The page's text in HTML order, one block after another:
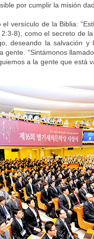
por cumplir la misión
versículo de la Biblia:
8), como el secreto de
deseando la salvación y
“Sintámonos
a la gente que está